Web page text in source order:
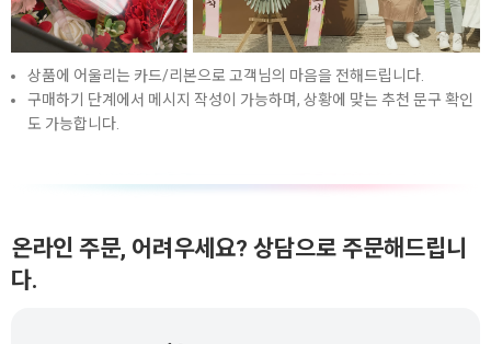
상품에 어울리는 카드/리본으로 고객님의 마음을 전해드립니다.
구매하기 단계에서 메시지 작성이 가능하며, 상황에 맞는 추천 문구 확인
도 가능합니다.
온라인 주문, 어려우세요? 상담으로 주문해드립니
다.